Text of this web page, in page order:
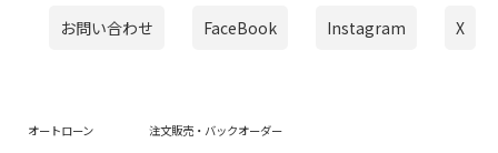
お問い合わせ FaceBook Instagram X
オートローン 注文販売・バックオーダー